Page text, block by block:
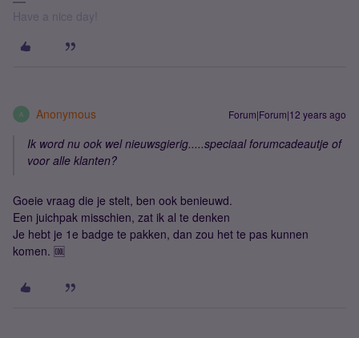
Have a nice day!
A Anonymous Forum|Forum|12 years ago
Ik word nu ook wel nieuwsgierig.....speciaal forumcadeautje of
voor alle klanten?
Goeie vraag die je stelt, ben ook benieuwd.
Een juichpak misschien, zat ik al te denken
Je hebt je 1e badge te pakken, dan zou het te pas kunnen
komen. 🆒